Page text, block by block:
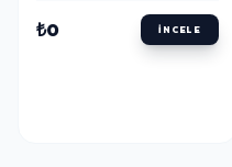
₺0 İNCELE